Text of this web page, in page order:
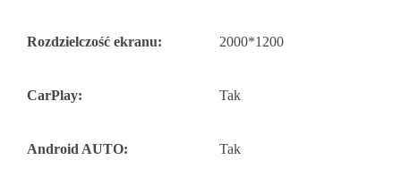
Rozdzielczość ekranu: 2000*1200
CarPlay: Tak
Android AUTO: Tak